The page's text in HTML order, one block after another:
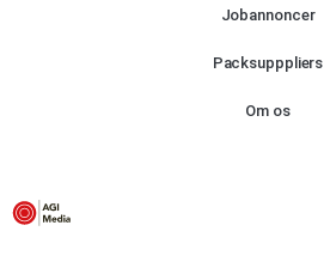
Jobannoncer
Packsupppliers
Om os